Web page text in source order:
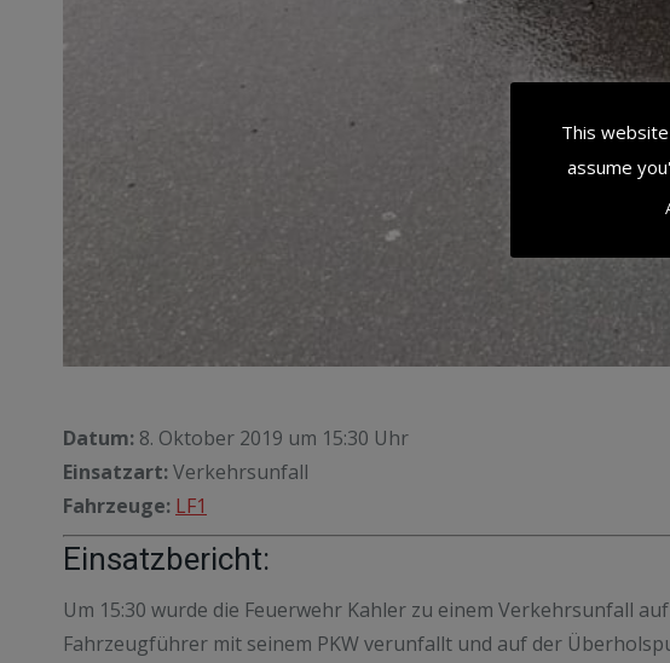
Datum: 8. Oktober 2019 um 15:30 Uhr
Einsatzart:Verkehrsunfall
Fahrzeuge: LF1
Einsatzbericht:
Um 15:30 wurde die Feuerwehr Kahler zu einem Verkehrsunfall
Fahrzeugführer mit seinem PKW verunfallt und auf der
This
assume